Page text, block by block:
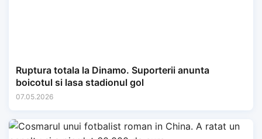
Ruptura totala la Dinamo. Suporterii anunta
boicotul si lasa stadionul gol
07.05.2026